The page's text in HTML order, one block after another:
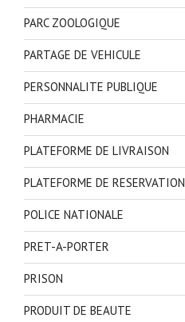
PARC ZOOLOGIQUE
PARTAGE DE VEHICULE
PERSONNALITE PUBLIQUE
PHARMACIE
PLATEFORME DE LIVRAISON
PLATEFORME DE RESERVATION
POLICE NATIONALE
PRET-A-PORTER
PRISON
PRODUIT DE BEAUTE